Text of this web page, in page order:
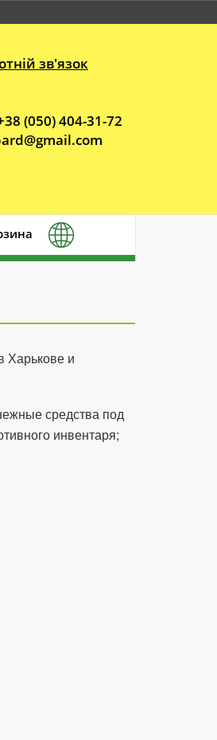
зв'язок
(050) 404-31-72
Харькове и
средства под
инвентаря;